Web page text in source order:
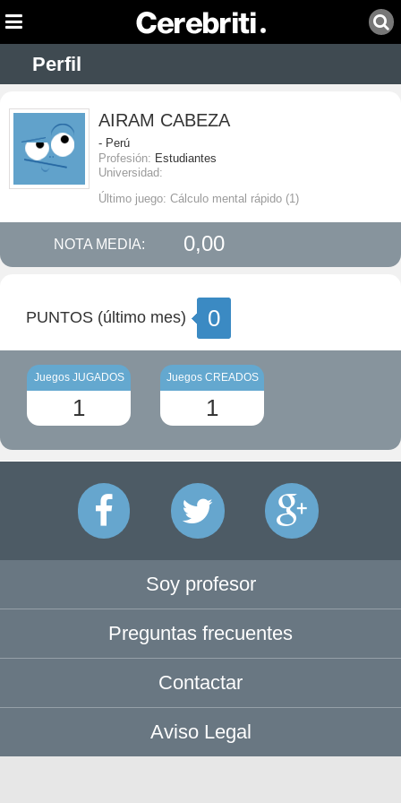
Perfil
AIRAM CABEZA
- Perú
Profesión: Estudiantes
Universidad:
Último juego: Cálculo mental rápido (1)
NOTA MEDIA: 0,00
PUNTOS (último mes) 0
Juegos JUGADOS
1
Juegos CREADOS
1
Soy profesor
Preguntas frecuentes
Contactar
Aviso Legal